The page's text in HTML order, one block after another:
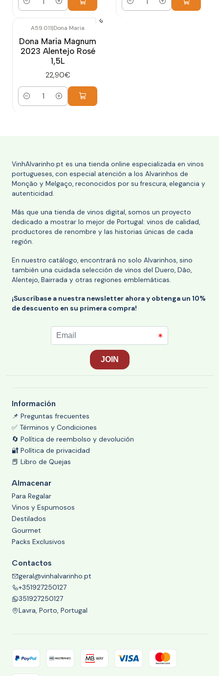
Cantidad Cantidad
A59.011|Dona Maria
Dona Maria Magnum
2023 Alentejo Rosé
1,5L
22,90€
Cantidad
VinhAlvarinho.pt es una tienda online especializada en vinos
portugueses, con especial atención a los Alvarinhos de
Monção y Melgaço, reconocidos por su frescura, elegancia y
autenticidad.
Más que una tienda de vinos digital, somos un proyecto
dedicado a mostrar lo mejor de Portugal: vinos de calidad,
productores de renombre y las historias únicas de cada
región.
En nuestro catálogo, encontrará no solo Alvarinhos, sino
también una cuidada selección de vinos del Duero, Dão,
Alentejo, Bairrada y otras regiones emblemáticas.
¡Suscríbase a nuestra newsletter ahora y obtenga un 10%
de descuento en su primera compra!
Información
📌 Preguntas frecuentes
✅ Términos y Condiciones
🔄 Política de reembolso y devolución
🔐 Política de privacidad
📕 Libro de Quejas
Almacenar
Para Regalar
Vinos y Espumosos
Destilados
Gourmet
Packs Exclusivos
Contactos
geral@vinhalvarinho.pt
+351927250127
351927250127
Lavra, Porto, Portugal